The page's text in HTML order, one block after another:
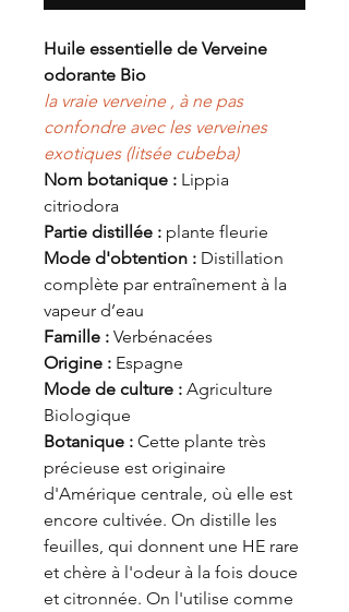
Huile essentielle de Verveine
odorante Bio
la vraie verveine , à ne pas
confondre avec les verveines
exotiques (litsée cubeba)
Nom botanique : Lippia
citriodora
Partie distillée : plante fleurie
Mode d'obtention : Distillation
complète par entraînement à la
vapeur d’eau
Famille : Verbénacées
Origine : Espagne
Mode de culture : Agriculture
Biologique
Botanique : Cette plante très
précieuse est originaire
d'Amérique centrale, où elle est
encore cultivée. On distille les
feuilles, qui donnent une HE rare
et chère à l'odeur à la fois douce
et citronnée. On l'utilise comme